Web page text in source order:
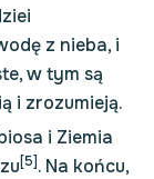
z nieba, i
w tym są
i zrozumieją.
i Ziemia
[5]. Na końcu,